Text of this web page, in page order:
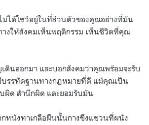
ได้โชว์อยู่ในที่ส่วนตัวของคุณอย่างที่มัน
งให้สังคมเห็นพฤติกรรม เห็นชีวิตที่คุณ
ดินออกมา และบอกสังคมว่าคุณพร้อมจะรับ
บรรทัดฐานทางกฎหมายที่ดี แม้คุณเป็น
ผิด สำนึกผิด และยอมรับมัน
หนังทาเกลือผืนนั้นกางขึงแขวนที่ผนัง